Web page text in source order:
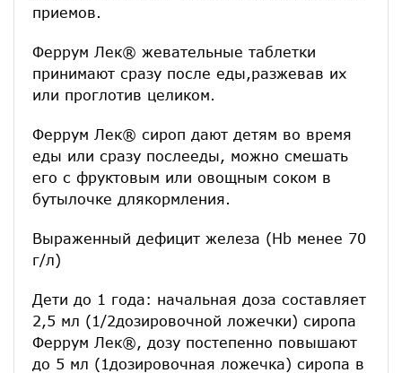
приемов.
Феррум Лек® жевательные таблетки
принимают сразу после еды,разжевав их
или проглотив целиком.
Феррум Лек® сироп дают детям во время
еды или сразу послееды, можно смешать
его с фруктовым или овощным соком в
бутылочке длякормления.
Выраженный дефицит железа (Hb менее 70
г/л)
Дети до 1 года: начальная доза составляет
2,5 мл (1/2дозировочной ложечки) сиропа
Феррум Лек®, дозу постепенно повышают
до 5 мл (1дозировочная ложечка) сиропа в